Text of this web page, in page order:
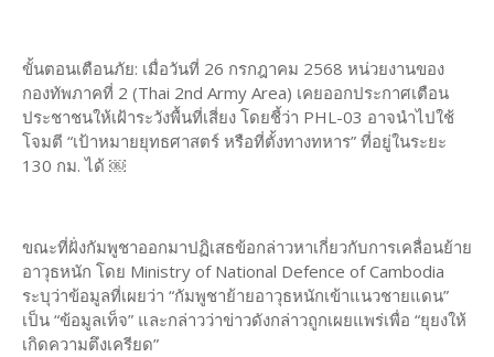
ขั้นตอนเตือนภัย: เมื่อวันที่ 26 กรกฎาคม 2568 หน่วยงานของ
กองทัพภาคที่ 2 (Thai 2nd Army Area) เคยออกประกาศเตือน
ประชาชนให้เฝ้าระวังพื้นที่เสี่ยง โดยชี้ว่า PHL-03 อาจนำไปใช้
โจมตี “เป้าหมายยุทธศาสตร์ หรือที่ตั้งทางทหาร” ที่อยู่ในระยะ
130 กม. ได้ ￼
ขณะที่ฝั่งกัมพูชาออกมาปฏิเสธข้อกล่าวหาเกี่ยวกับการเคลื่อนย้าย
อาวุธหนัก โดย Ministry of National Defence of Cambodia
ระบุว่าข้อมูลที่เผยว่า “กัมพูชาย้ายอาวุธหนักเข้าแนวชายแดน”
เป็น “ข้อมูลเท็จ” และกล่าวว่าข่าวดังกล่าวถูกเผยแพร่เพื่อ “ยุยงให้
เกิดความตึงเครียด”